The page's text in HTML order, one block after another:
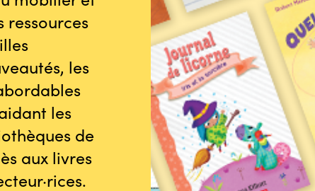
ressources
les
les
de
aux livres